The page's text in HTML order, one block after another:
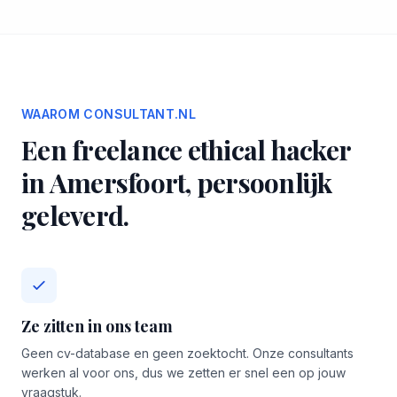
WAAROM CONSULTANT.NL
Een freelance ethical hacker
in Amersfoort, persoonlijk
geleverd.
Ze zitten in ons team
Geen cv-database en geen zoektocht. Onze consultants
werken al voor ons, dus we zetten er snel een op jouw
vraagstuk.